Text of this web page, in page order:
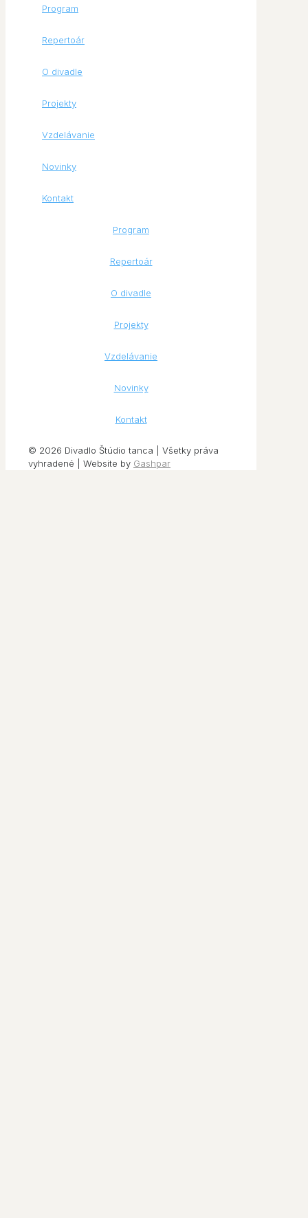
Program
Repertoár
O divadle
Projekty
Vzdelávanie
Novinky
Kontakt
Program
Repertoár
O divadle
Projekty
Vzdelávanie
Novinky
Kontakt
© 2026 Divadlo Štúdio tanca | Všetky práva
vyhradené | Website by Gashpar